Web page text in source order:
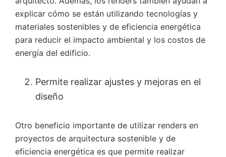
explicar cómo se están utilizando tecnologías y
materiales sostenibles y de eficiencia energética
para reducir el impacto ambiental y los costos de
energía del edificio.
Permite realizar ajustes y mejoras en el
diseño
Otro beneficio importante de utilizar renders en
proyectos de arquitectura sostenible y de
eficiencia energética es que permite realizar